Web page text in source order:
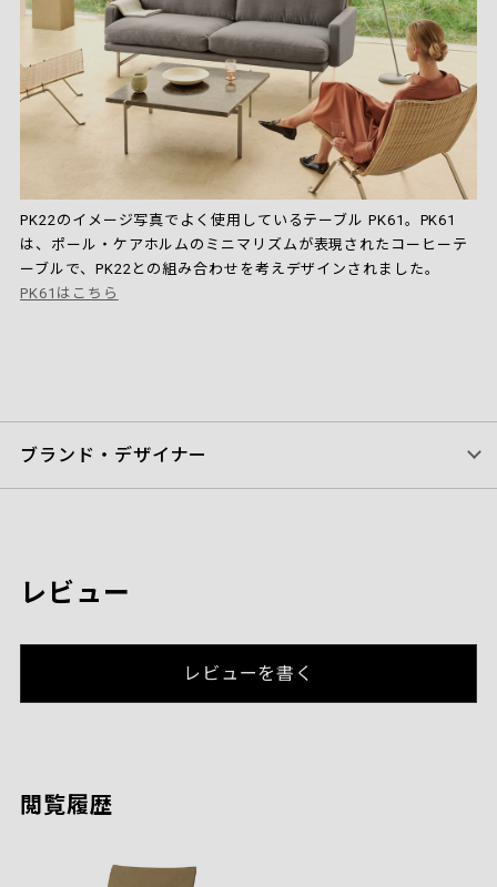
PK22のイメージ写真でよく使用しているテーブル PK61。PK61
は、ポール・ケアホルムのミニマリズムが表現されたコーヒーテ
ーブルで、PK22との組み合わせを考えデザインされました。
PK61はこちら
ブランド・デザイナー
レビュー
レビューを書く
閲覧履歴